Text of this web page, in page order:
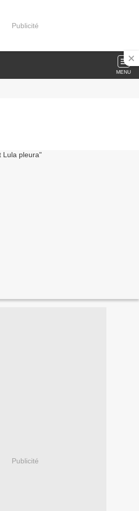
Publicité
MENU
Publicité